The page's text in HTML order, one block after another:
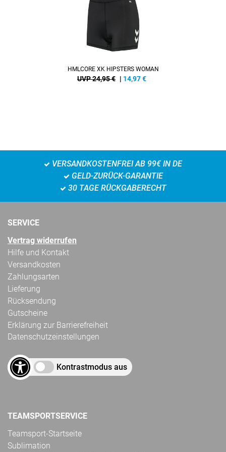
HMLCORE XK HIPSTERS WOMAN
UVP 24,95 € | 14,97€
VERSANDKOSTENFREI AB 99€ IN DE
GELD-ZURÜCK-GARANTIE
30 TAGE RÜCKGABERECHT
SERVICE
Vertrag widerrufen
Hilfe und Kontakt
Versandkosten
Zahlungsarten
Lieferung
Rücksendung
Gutscheine
Erklärung zur Barrierefreiheit
Datenschutzeinstellungen
Kontrastmodus aus
TEAMSPORTSERVICE
Teamsport-Startseite
Sublimation